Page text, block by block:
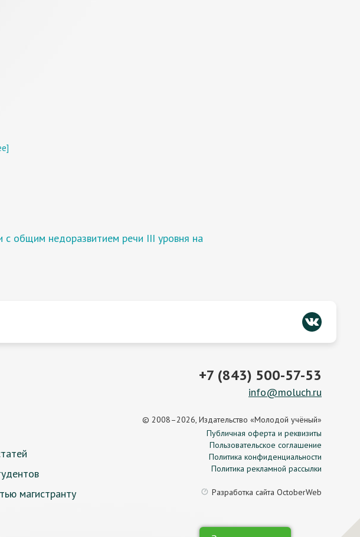
с общим недоразвитием речи III уровня на
магистранту
+7 (843) 500-57-53
info@moluch.ru
© 2008–2026, Издательство «Молодой учёный»
Публичная оферта и реквизиты
Пользовательское соглашение
Политика конфиденциальности
Политика рекламной рассылки
Разработка сайта OctoberWeb